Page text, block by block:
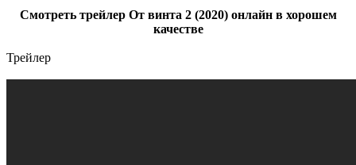
Смотреть трейлер От винта 2 (2020) онлайн в хорошем
качестве
Трейлер